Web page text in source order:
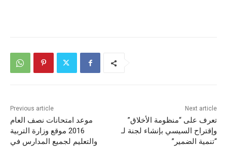
Previous article
موعد امتحانات نصف العام
2016 موقع وزارة التربية
والتعليم لجميع المدارس في
Next article
تعرف على “منظومة الأخلاق”
وإقتراح السيسي بإنشاء لجنة لـ
“تنمية الضمير”